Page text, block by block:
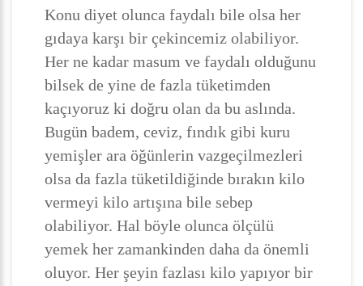
Konu diyet olunca faydalı bile olsa her
gıdaya karşı bir çekincemiz olabiliyor.
Her ne kadar masum ve faydalı olduğunu
bilsek de yine de fazla tüketimden
kaçıyoruz ki doğru olan da bu aslında.
Bugün badem, ceviz, fındık gibi kuru
yemişler ara öğünlerin vazgeçilmezleri
olsa da fazla tüketildiğinde bırakın kilo
vermeyi kilo artışına bile sebep
olabiliyor. Hal böyle olunca ölçülü
yemek her zamankinden daha da önemli
oluyor. Her şeyin fazlası kilo yapıyor bir